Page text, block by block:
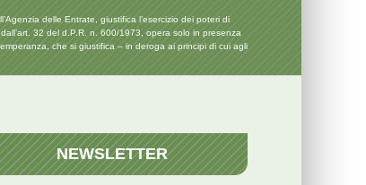
delle Entrate, giustifica l’esercizio dei poteri di
32 del d.P.R. n. 600/1973, opera solo in presenza
che si giustifica – in deroga ai principi di cui agli
NEWSLETTER